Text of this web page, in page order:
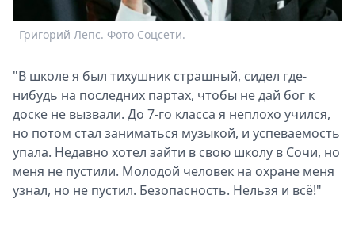
Григорий Лепс. Фото Соцсети.
"В школе я был тихушник страшный, сидел где-
нибудь на последних партах, чтобы не дай бог к
доске не вызвали. До 7-го класса я неплохо учился,
но потом стал заниматься музыкой, и успеваемость
упала. Недавно хотел зайти в свою школу в Сочи, но
меня не пустили. Молодой человек на охране меня
узнал, но не пустил. Безопасность. Нельзя и всё!"